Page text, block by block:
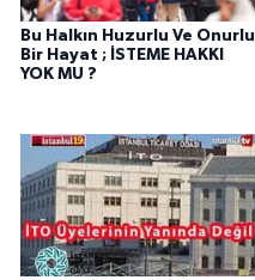
Bu Halkın Huzurlu Ve Onurlu
Bir Hayat ; İSTEME HAKKI
YOK MU ?